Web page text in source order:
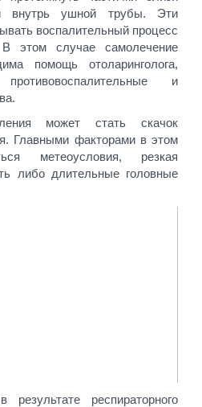
внутрь ушной трубы. Эти
воспалительный процесс
этом случае самолечение
помощь отоларинголога,
и
может стать скачок
Главными факторами в этом
метеоусловия, резкая
либо длительные головные
респираторного